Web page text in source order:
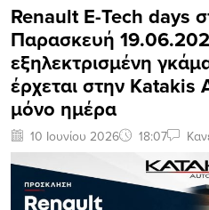
Renault E-Tech days
Παρασκευή
εξηλεκτρισμένη
έρχεται στην Katakis
μόνο ημέρα
10 Ιουνίου 2026 18:07